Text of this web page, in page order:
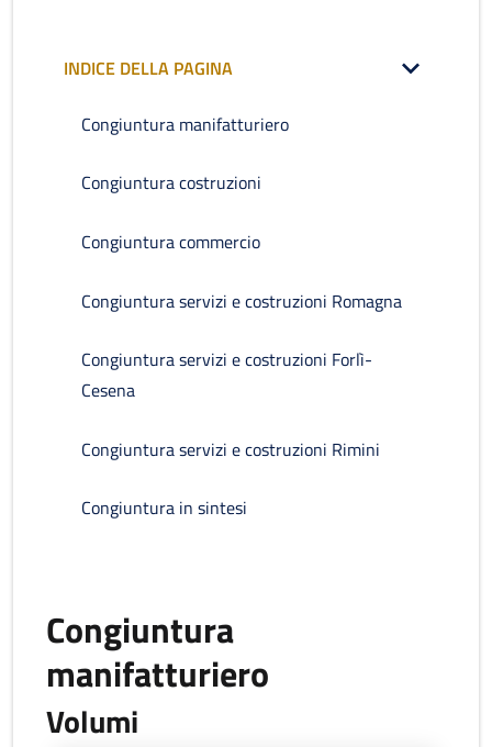
INDICE DELLA PAGINA
Congiuntura manifatturiero
Congiuntura costruzioni
Congiuntura commercio
Congiuntura servizi e costruzioni Romagna
Congiuntura servizi e costruzioni Forlì-
Cesena
Congiuntura servizi e costruzioni Rimini
Congiuntura in sintesi
Congiuntura
manifatturiero
Volumi